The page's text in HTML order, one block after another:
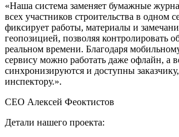
«Наша система заменяет бумажные
всех участников строительства в одном
фиксирует работы, материалы и
геопозицией, позволяя контролировать
реальном времени. Благодаря
сервису можно работать даже офлайн, а
синхронизируются и доступны
инспектору.».
CEO Алексей Феоктистов
Детали нашего проекта: